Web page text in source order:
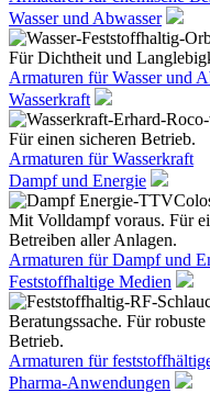
Wasser und Abwasser
Für Dichtheit und
Armaturen für Wasser und
Wasserkraft
Für einen sicheren Betrieb.
Armaturen für Wasserkraft
Dampf und Energie
Mit Volldampf voraus. Für
Betreiben aller Anlagen.
Armaturen für Dampf und
Feststoffhaltige Medien
Beratungssache. Für
Betrieb.
Armaturen für
Pharma-Anwendungen